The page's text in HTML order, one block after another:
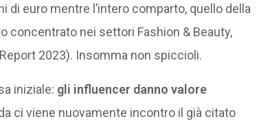
euro mentre l’intero comparto, quello della
concentrato nei settori Fashion & Beauty,
2023). Insomma non spiccioli.
iniziale: gli influencer danno valore
ci viene nuovamente incontro il già citato